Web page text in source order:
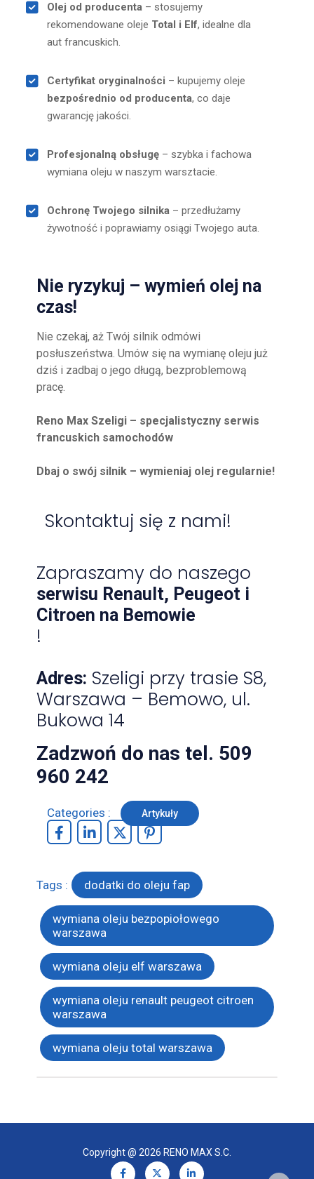
Olej od producenta – stosujemy
rekomendowane oleje Total i Elf, idealne dla
aut francuskich.
Certyfikat oryginalności – kupujemy oleje
bezpośrednio od producenta, co daje
gwarancję jakości.
Profesjonalną obsługę – szybka i fachowa
wymiana oleju w naszym warsztacie.
Ochronę Twojego silnika – przedłużamy
żywotność i poprawiamy osiągi Twojego auta.
Nie ryzykuj – wymień olej na
czas!
Nie czekaj, aż Twój silnik odmówi
posłuszeństwa. Umów się na wymianę oleju już
dziś i zadbaj o jego długą, bezproblemową
pracę.
Reno Max Szeligi – specjalistyczny serwis
francuskich samochodów
Dbaj o swój silnik – wymieniaj olej regularnie!
Skontaktuj się z nami!
Zapraszamy do naszego
serwisu Renault, Peugeot i
Citroen na Bemowie
!
Adres: Szeligi przy trasie S8,
Warszawa – Bemowo, ul.
Bukowa 14
Zadzwoń do nas tel. 509
960 242
Categories : Artykuły
Tags : dodatki do oleju fap
wymiana oleju bezpopiołowego
warszawa
wymiana oleju elf warszawa
wymiana oleju renault peugeot citroen
warszawa
wymiana oleju total warszawa
Copyright @ 2026 RENO MAX S.C.